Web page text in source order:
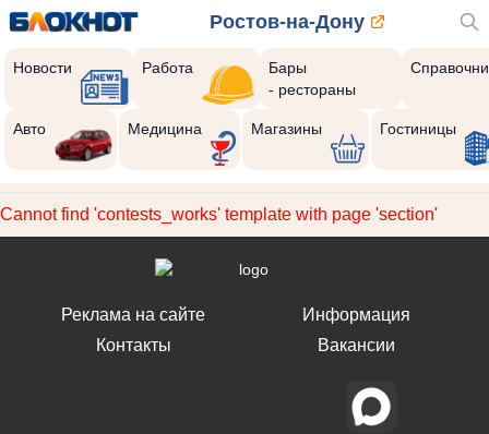
Ростов-на-Дону
Новости Работа
Бары
- рестораны
Авто Медицина Магазины Гостиницы
Cannot find 'contests_works' template with page 'section'
Реклама на сайте
Контакты
Информация
Вакансии